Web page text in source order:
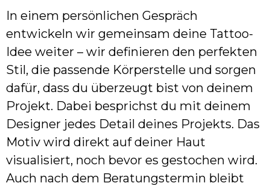
In einem persönlichen Gespräch
entwickeln wir gemeinsam deine Tattoo-
Idee weiter – wir definieren den perfekten
Stil, die passende Körperstelle und sorgen
dafür, dass du überzeugt bist von deinem
Projekt. Dabei besprichst du mit deinem
Designer jedes Detail deines Projekts. Das
Motiv wird direkt auf deiner Haut
visualisiert, noch bevor es gestochen wird.
Auch nach dem Beratungstermin bleibt